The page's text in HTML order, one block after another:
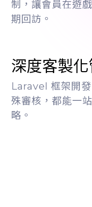
制，讓會員在遊
期回訪。
深度客製
Laravel 框架開
殊審核，都能一
略。